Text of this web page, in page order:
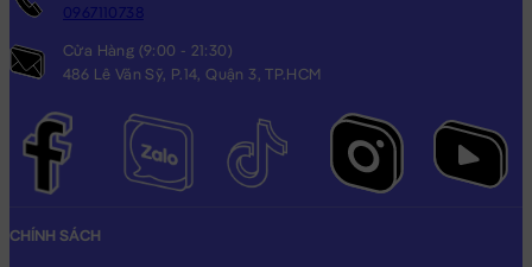
0967110738
Cửa Hàng (9:00 - 21:30)
486 Lê Văn Sỹ, P.14, Quận 3, TP.HCM
CHÍNH SÁCH